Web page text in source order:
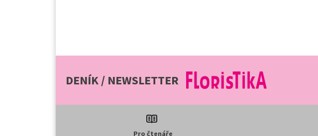
DENÍK / NEWSLETTER
Pro čtenáře